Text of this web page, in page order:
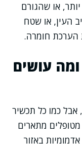
או שהגורם
העין, או שטח
הערכת חומרה.
ומה עושים
אבל כמו כל תכשיר
מטופלים מתארים
באזור